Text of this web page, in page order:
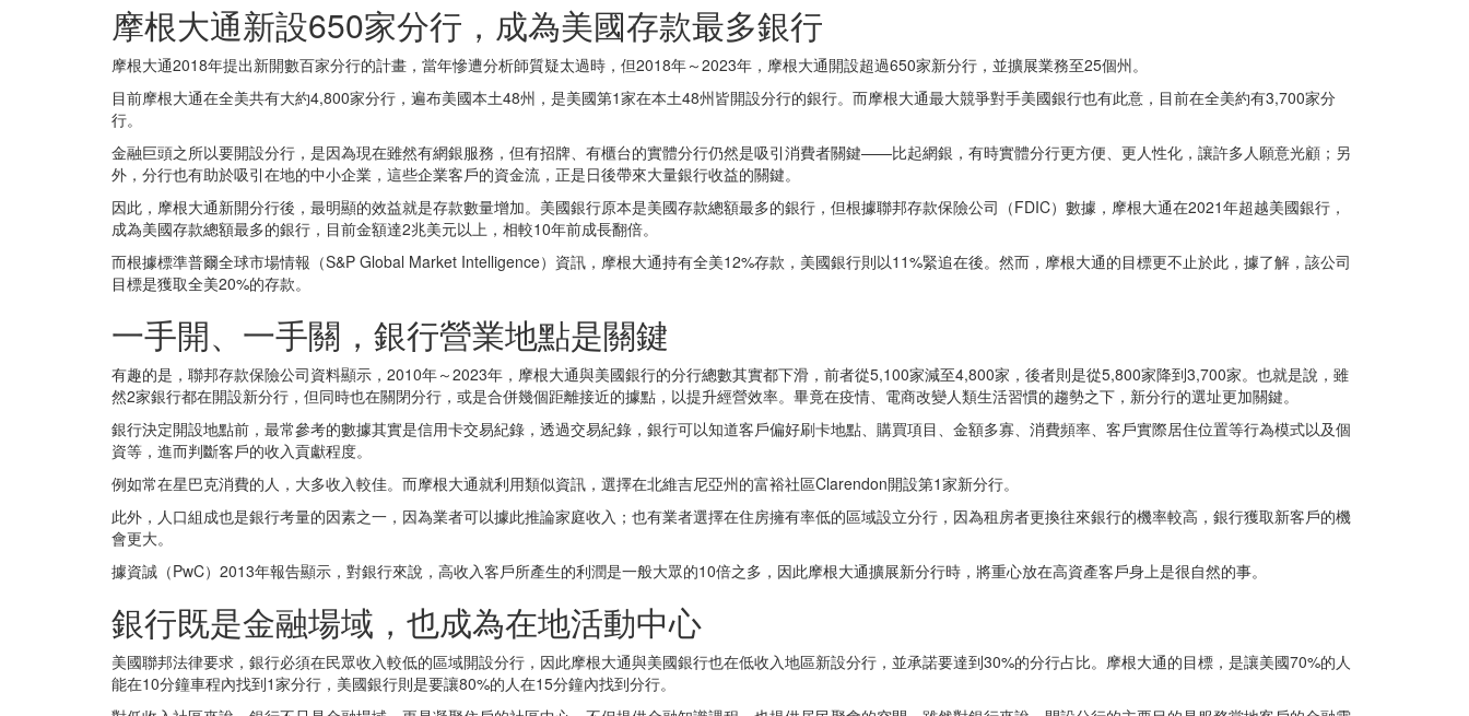
摩根大通新設650家分行，成為美國存款最多銀行
摩根大通2018年提出新開數百家分行的計畫，當年慘遭分析師質疑太過時，但2018年～2023年，摩根大通開設超過650家新分行，並擴展業務至25個州。
目前摩根大通在全美共有大約4,800家分行，遍布美國本土48州，是美國第1家在本土48州皆開設分行的銀行。而摩根大通最大競爭對手美國銀行也有此意，目前在全美約有3,700家分
行。
金融巨頭之所以要開設分行，是因為現在雖然有網銀服務，但有招牌、有櫃台的實體分行仍然是吸引消費者關鍵——比起網銀，有時實體分行更方便、更人性化，讓許多人願意光顧；另
外，分行也有助於吸引在地的中小企業，這些企業客戶的資金流，正是日後帶來大量銀行收益的關鍵。
因此，摩根大通新開分行後，最明顯的效益就是存款數量增加。美國銀行原本是美國存款總額最多的銀行，但根據聯邦存款保險公司（FDIC）數據，摩根大通在2021年超越美國銀行，
成為美國存款總額最多的銀行，目前金額達2兆美元以上，相較10年前成長翻倍。
而根據標準普爾全球市場情報（S&P Global Market Intelligence）資訊，摩根大通持有全美12%存款，美國銀行則以11%緊追在後。然而，摩根大通的目標更不止於此，據了解，該公司
目標是獲取全美20%的存款。
一手開、一手關，銀行營業地點是關鍵
有趣的是，聯邦存款保險公司資料顯示，2010年～2023年，摩根大通與美國銀行的分行總數其實都下滑，前者從5,100家減至4,800家，後者則是從5,800家降到3,700家。也就是說，雖
然2家銀行都在開設新分行，但同時也在關閉分行，或是合併幾個距離接近的據點，以提升經營效率。畢竟在疫情、電商改變人類生活習慣的趨勢之下，新分行的選址更加關鍵。
銀行決定開設地點前，最常參考的數據其實是信用卡交易紀錄，透過交易紀錄，銀行可以知道客戶偏好刷卡地點、購買項目、金額多寡、消費頻率、客戶實際居住位置等行為模式以及個
資等，進而判斷客戶的收入貢獻程度。
例如常在星巴克消費的人，大多收入較佳。而摩根大通就利用類似資訊，選擇在北維吉尼亞州的富裕社區Clarendon開設第1家新分行。
此外，人口組成也是銀行考量的因素之一，因為業者可以據此推論家庭收入；也有業者選擇在住房擁有率低的區域設立分行，因為租房者更換往來銀行的機率較高，銀行獲取新客戶的機
會更大。
據資誠（PwC）2013年報告顯示，對銀行來說，高收入客戶所產生的利潤是一般大眾的10倍之多，因此摩根大通擴展新分行時，將重心放在高資產客戶身上是很自然的事。
銀行既是金融場域，也成為在地活動中心
美國聯邦法律要求，銀行必須在民眾收入較低的區域開設分行，因此摩根大通與美國銀行也在低收入地區新設分行，並承諾要達到30%的分行占比。摩根大通的目標，是讓美國70%的人
能在10分鐘車程內找到1家分行，美國銀行則是要讓80%的人在15分鐘內找到分行。